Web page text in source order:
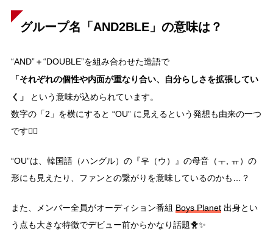
グループ名「AND2BLE」の意味は？
“AND”＋“DOUBLE”を組み合わせた造語で
「それぞれの個性や内面が重なり合い、自分らしさを拡張してい
く」
という意味が込められています。
数字の「2」を横にすると “OU” に見えるという発想も由来の一つ
です☝🏻
“OU”は、韓国語（ハングル）の『우（ウ）』の母音（ㅜ, ㅠ）の
形にも見えたり、ファンとの繋がりを意味しているのかも…？
また、メンバー全員がオーディション番組 Boys Planet出身とい
う点も大きな特徴でデビュー前からかなり話題🐥✨